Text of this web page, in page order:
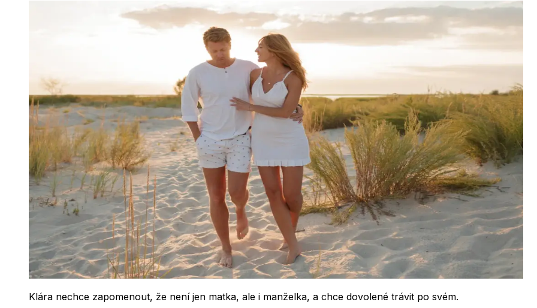
Klára nechce zapomenout, že není jen matka, ale i manželka, a chce dovolené trávit po svém.